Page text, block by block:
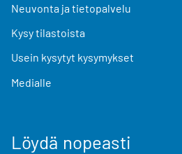
Neuvonta ja tietopalvelu
Kysy tilastoista
Usein kysytyt kysymykset
Medialle
Löydä nopeasti